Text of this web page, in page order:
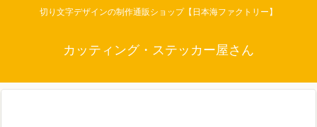
切り文字デザインの制作通販ショップ【日本海ファクトリー】
カッティング・ステッカー屋さん